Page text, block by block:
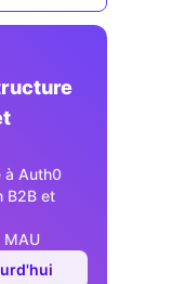
à Auth0
B2B et
MAU